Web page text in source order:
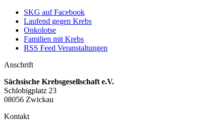
SKG auf Facebook
Laufend gegen Krebs
Onkolotse
Familien mit Krebs
RSS Feed Veranstaltungen
Anschrift
Sächsische Krebsgesellschaft e.V.
Schlobigplatz 23
08056 Zwickau
Kontakt